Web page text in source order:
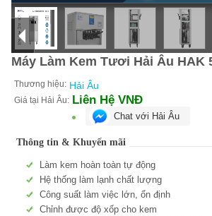
Máy Làm Kem Tươi Hải Âu HAK
Thương hiệu: Hải Âu
Giá tại Hải Âu: Liên Hệ VNĐ
Chat với Hải Âu
Thông tin & Khuyến mãi
Làm kem hoàn toàn tự động
Hệ thống làm lạnh chất lượng
Công suất làm việc lớn, ổn định
Chỉnh được độ xốp cho kem